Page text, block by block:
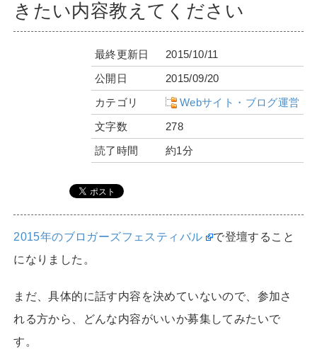
きたい内容教えてください
最終更新日
2015/10/11
公開日
2015/09/20
カテゴリ
Webサイト・ブログ運営
文字数
278
読了時間
約1分
2015年のブロガーズフェスティバル
で登壇すること
になりました。
まだ、具体的に話す内容を決めていないので、参加さ
れる方から、どんな内容がいいか募集してみたいで
す。